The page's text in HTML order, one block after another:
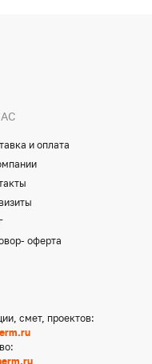
и оплата
оферта
смет, проектов: